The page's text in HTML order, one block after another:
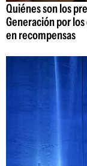
Quiénes son los
Generación por
en recompensas